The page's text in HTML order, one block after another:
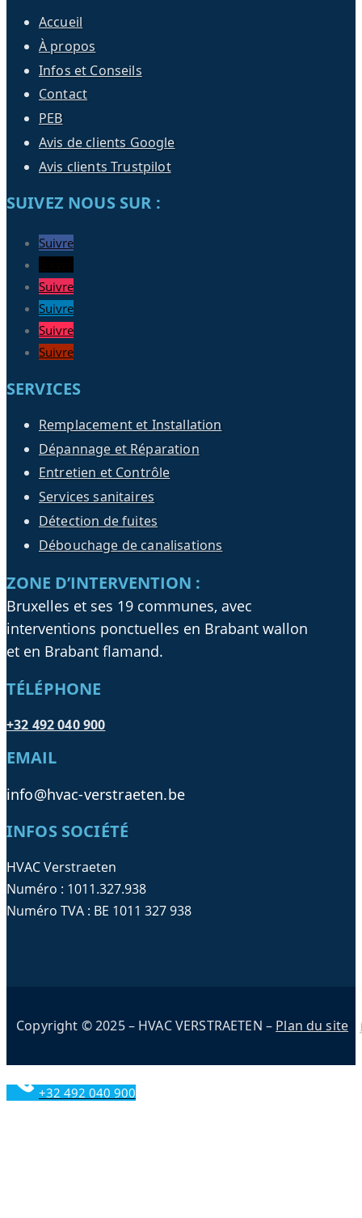
Accueil
À propos
Infos et Conseils
Contact
PEB
Avis de clients Google
Avis clients Trustpilot
SUIVEZ NOUS SUR :
Suivre
Suivre
Suivre
Suivre
Suivre
SERVICES
Remplacement et Installation
Dépannage et Réparation
Entretien et Contrôle
Services sanitaires
Détection de fuites
Débouchage de canalisations
ZONE D’INTERVENTION :
Bruxelles et ses 19 communes, avec
interventions ponctuelles en Brabant wallon
et en Brabant flamand.
TÉLÉPHONE
+32 492 040 900
EMAIL
info@hvac-verstraeten.be
INFOS SOCIÉTÉ
HVAC Verstraeten
Numéro : 1011.327.938
Numéro TVA : BE 1011 327 938
Copyright © 2025 – HVAC VERSTRAETEN – Plan du site
+32 492 040 900